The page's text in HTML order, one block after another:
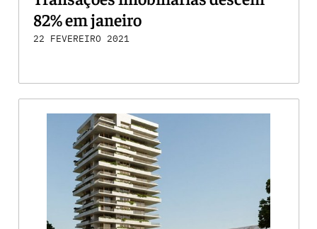
82% em janeiro
22 FEVEREIRO 2021